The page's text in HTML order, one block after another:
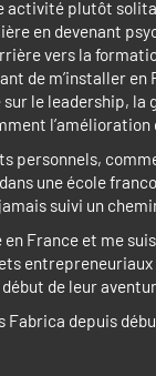
activité plutôt
en devenant
vers la
de m’installer
le leadership,
personnels,
une école
suivi un
en France et me
début de leur
Fabrica depuis